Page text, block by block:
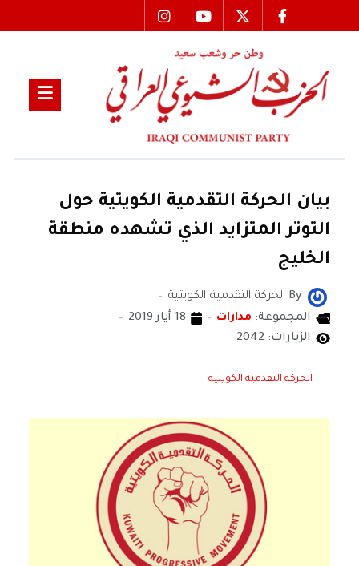
بيان الحركة التقدمية الكويتية حول
التوتر المتزايد الذي تشهده منطقة
الخليج
By الحركة التقدمية الكويتية
المجموعة: مدارات
18 أيار 2019
الزيارات: 2042
الحركة التقدمية الكويتية